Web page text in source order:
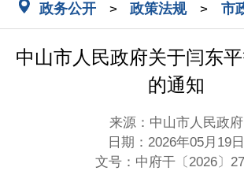
政务公开 > 政策法规 > 市
中山市人民政府关于闫东
的通知
来源：中山市人民政府
日期：2026年05月19日
文号：中府干〔2026〕